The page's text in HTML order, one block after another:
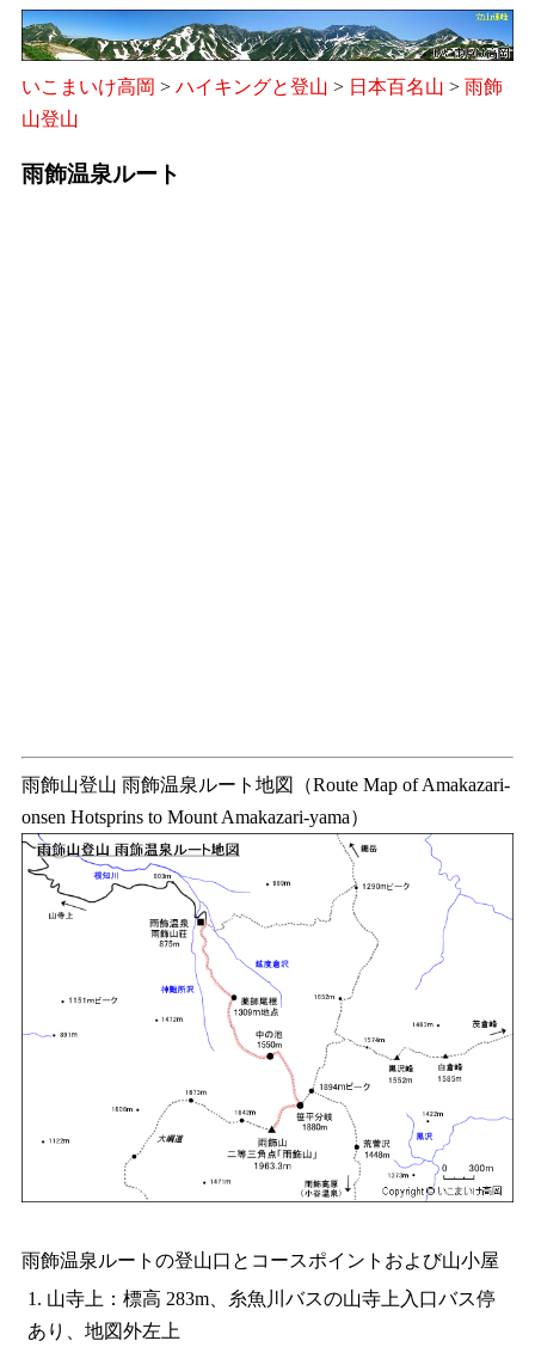
いこまいけ高岡 > ハイキングと登山 > 日本百名山 > 雨飾
山登山
雨飾温泉ルート
雨飾山登山 雨飾温泉ルート地図（Route Map of Amakazari-
onsen Hotsprins to Mount Amakazari-yama）
雨飾温泉ルートの登山口とコースポイントおよび山小屋
1. 山寺上：標高 283m、糸魚川バスの山寺上入口バス停
あり、地図外左上